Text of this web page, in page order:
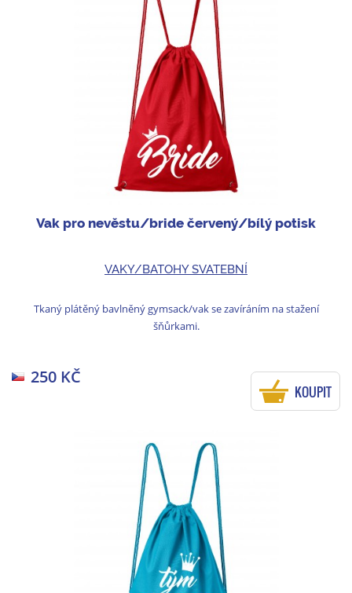
Vak pro nevěstu/bride červený/bílý potisk
VAKY/BATOHY SVATEBNÍ
Tkaný plátěný bavlněný gymsack/vak se zavíráním na stažení
šňůrkami.
250 KČ
KOUPIT